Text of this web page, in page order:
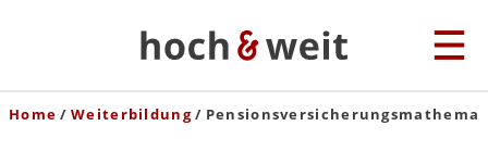
Home Weiterbildung